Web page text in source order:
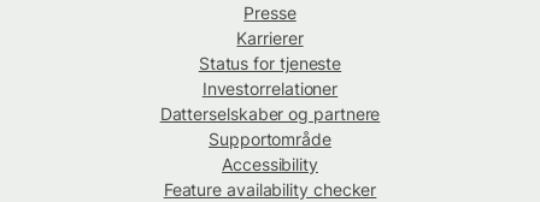
Presse
Karrierer
Status for tjeneste
Investorrelationer
Datterselskaber og partnere
Supportområde
Accessibility
Feature availability checker